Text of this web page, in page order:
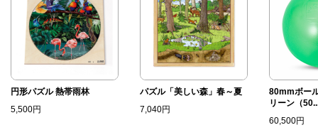
円形パズル 熱帯雨林
5,500円
パズル「美しい森」春～夏
7,040円
80mmボー
リーン（
60,500円